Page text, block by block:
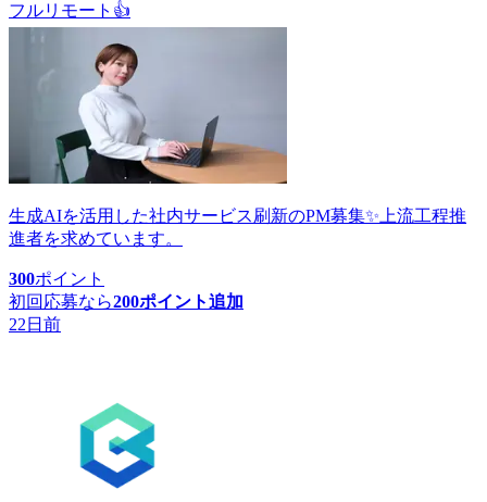
フルリモート 👍
生成AIを活用した社内サービス刷新のPM募集✨上流工程推
進者を求めています。
300ポイント
初回応募なら200ポイント追加
22日前